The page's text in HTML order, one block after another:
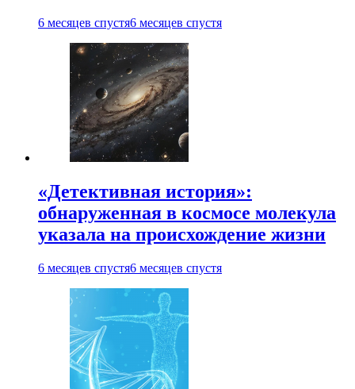
6 месяцев спустя6 месяцев спустя
«Детективная история»:
обнаруженная в космосе молекула
указала на происхождение жизни
6 месяцев спустя6 месяцев спустя